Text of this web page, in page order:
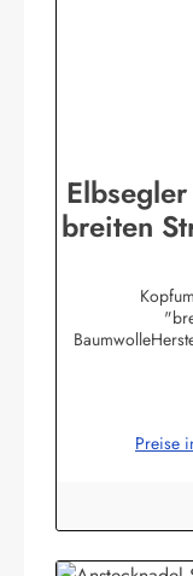
breiten
Preise